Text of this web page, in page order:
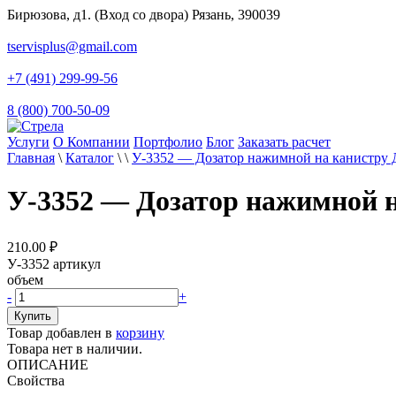
Бирюзова, д1. (Вход со двора) Рязань, 390039
tservisplus@gmail.com
+7 (491) 299-99-56
8 (800) 700-50-09
Услуги О Компании Портфолио Блог Заказать расчет
Главная \ Каталог \ \ У-3352 — Дозатор нажимной на канистру
У-3352 — Дозатор нажимной
210.00 ₽
У-3352 артикул
объем
-
+
Товар добавлен в корзину
Товара нет в наличии.
ОПИСАНИЕ
Свойства